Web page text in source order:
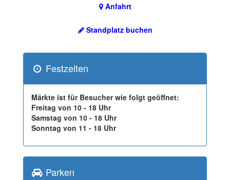
Anfahrt
Standplatz buchen
Festzeiten
Märkte ist für Besucher wie folgt geöffnet:
Freitag von 10 - 18 Uhr
Samstag von 10 - 18 Uhr
Sonntag von 11 - 18 Uhr
Parken